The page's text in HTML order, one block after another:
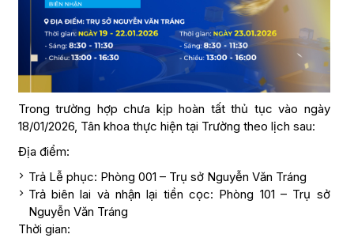
Trong trường hợp chưa kịp hoàn tất thủ tục vào ngày
18/01/2026, Tân khoa thực hiện tại Trường theo lịch sau:
Địa điểm:
Trả Lễ phục: Phòng 001 – Trụ sở Nguyễn Văn Tráng
Trả biên lai và nhận lại tiền cọc: Phòng 101 – Trụ sở
Nguyễn Văn Tráng
Thời gian: